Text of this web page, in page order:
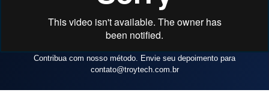
Contribua com nosso método. Envie seu depoimento para
contato@troytech.com.br